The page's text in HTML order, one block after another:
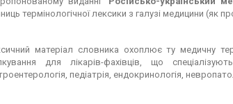
термінологічної лексики з галузі медицини (як
матеріал словника охоплює ту медичну
для лікарів-фахівців, що
педіатрія, ендокринологія,